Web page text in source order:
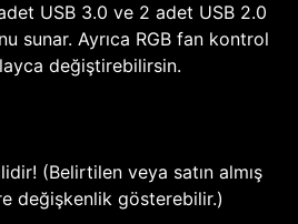
USB 3.0 ve 2 adet USB 2.0
sunar. Ayrıca RGB fan kontrol
değiştirebilirsin.
(Belirtilen veya satın almış
değişkenlik gösterebilir.)